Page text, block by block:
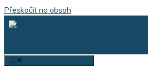
Přeskočit na obsah